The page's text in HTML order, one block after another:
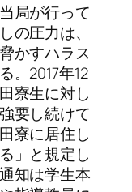
局が行って
の圧力は、
かすハラス
。2017年12
寮生に対し
要し続けて
寮に居住し
」と規定し
知は学生本